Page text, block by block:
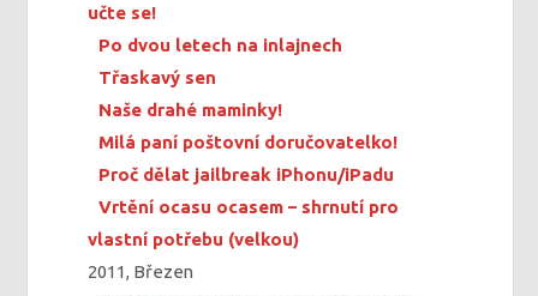
učte se!
Po dvou letech na inlajnech
Třaskavý sen
Naše drahé maminky!
Milá paní poštovní doručovatelko!
Proč dělat jailbreak iPhonu/iPadu
Vrtění ocasu ocasem – shrnutí pro
vlastní potřebu (velkou)
2011, Březen